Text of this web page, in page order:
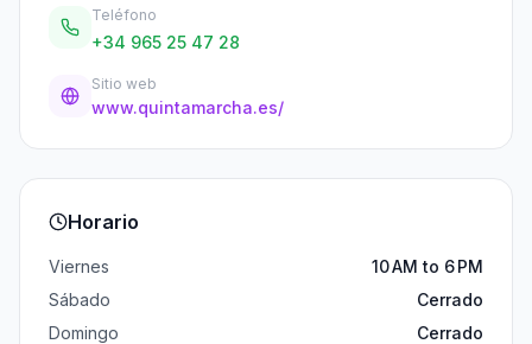
Teléfono
+34 965 25 47 28
Sitio web
www.quintamarcha.es/
Horario
Viernes
10 AM to 6 PM
Sábado
Cerrado
Domingo
Cerrado